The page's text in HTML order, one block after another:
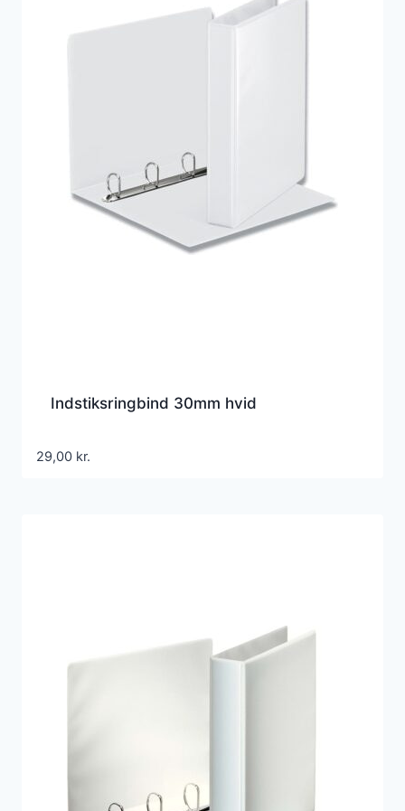
Indstiksringbind 30mm hvid
29,00 kr.